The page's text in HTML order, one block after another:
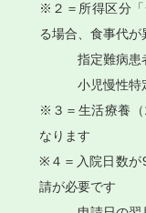
※２＝所得区分
る場合、食事代が
指定難病患者
小児慢性特定
※３＝生活療養
なります
※４＝入院日数が
請が必要です